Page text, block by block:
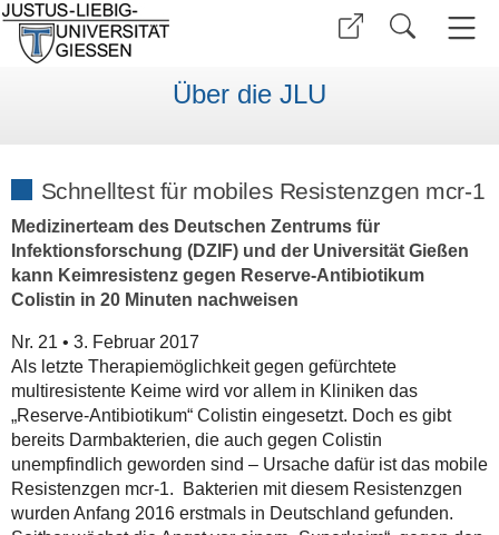
Über die JLU
Schnelltest für mobiles Resistenzgen mcr-1
Medizinerteam des Deutschen Zentrums für
Infektionsforschung (DZIF) und der Universität Gießen
kann Keimresistenz gegen Reserve-Antibiotikum
Colistin in 20 Minuten nachweisen
Nr. 21 • 3. Februar 2017
Als letzte Therapiemöglichkeit gegen gefürchtete
multiresistente Keime wird vor allem in Kliniken das
„Reserve-Antibiotikum“ Colistin eingesetzt. Doch es gibt
bereits Darmbakterien, die auch gegen Colistin
unempfindlich geworden sind – Ursache dafür ist das mobile
Resistenzgen mcr-1. Bakterien mit diesem Resistenzgen
wurden Anfang 2016 erstmals in Deutschland gefunden.